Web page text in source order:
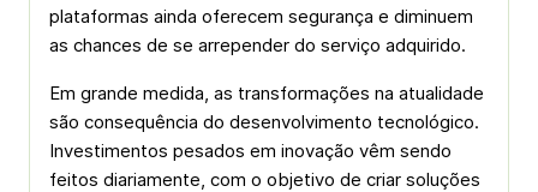
plataformas ainda oferecem segurança e diminuem
as chances de se arrepender do serviço adquirido.
Em grande medida, as transformações na atualidade
são consequência do desenvolvimento tecnológico.
Investimentos pesados em inovação vêm sendo
feitos diariamente, com o objetivo de criar soluções